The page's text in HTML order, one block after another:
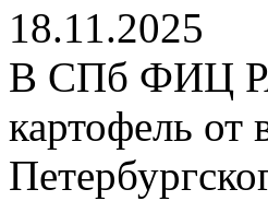
18.11.2025
В СПб ФИЦ
картофель от